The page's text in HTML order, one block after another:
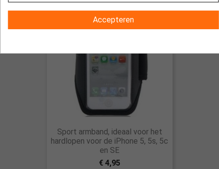
Sport armband, ideaal voor het
hardlopen voor de iPhone 5, 5s, 5c
en SE
€ 4,95
Accepteren